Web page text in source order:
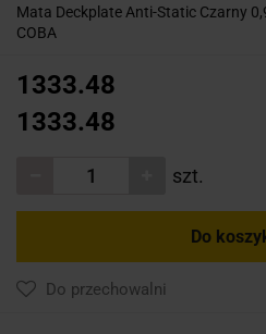
Mata Deckplate Anti-Static Czarny
COBA
1333.48
1333.48
szt.
Do
Do przechowalni